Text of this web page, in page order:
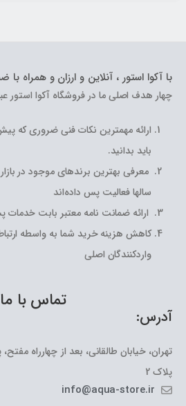
با آکوا استور ، آنلاین و ارزان و همراه با
چهار هدف اصلی ما در فروشگاه آکوا استور
ارائه مهمترین نکات فنی ضروری که
باید بدانید.
معرفی بهترین برندهای موجود در بازار
سالها فعالیت پس داده‌اند
ارائه ضمانت نامه معتبر بابت خدمات
کاهش هزینه خرید شما به واسطه ارتباط
واردکنندگان اصلی
تماس با ما:
آدرس:
تهران، خیابان طالقانی، بعد از چهارراه
پلاک 2
info@aqua-store.ir